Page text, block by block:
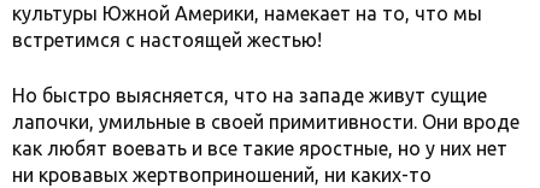
культуры Южной Америки, намекает на то, что мы
встретимся с настоящей жестью!
Но быстро выясняется, что на западе живут сущие
лапочки, умильные в своей примитивности. Они вроде
как любят воевать и все такие яростные, но у них нет
ни кровавых жертвоприношений, ни каких-то